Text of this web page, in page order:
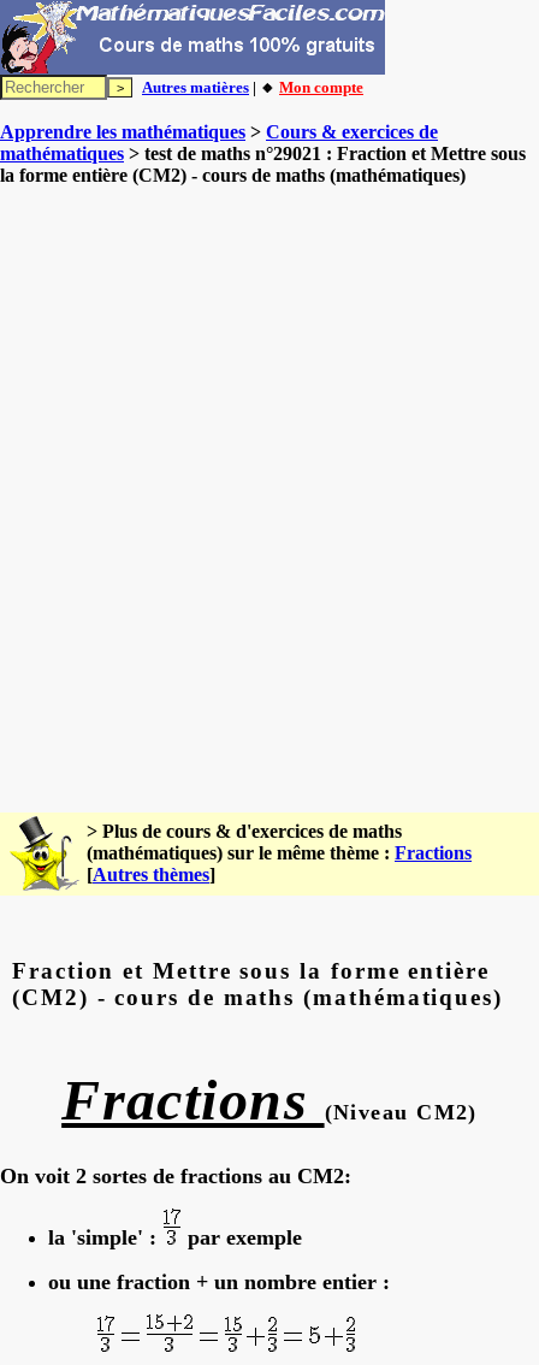
Autres matières | 🔸 Mon compte
Apprendre les mathématiques > Cours & exercices de
mathématiques > test de maths n°29021 : Fraction et Mettre sous
la forme entière (CM2) - cours de maths (mathématiques)
> Plus de cours & d'exercices de maths
(mathématiques) sur le même thème : Fractions
[Autres thèmes]
Fraction et Mettre sous la forme entière
(CM2) - cours de maths (mathématiques)
Fractions (Niveau CM2)
On voit 2 sortes de fractions au CM2:
la 'simple' :
par exemple
ou une fraction + un nombre entier :